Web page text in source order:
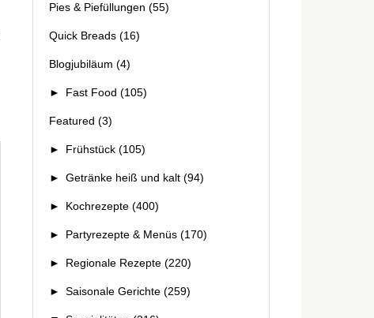
Pies & Piefüllungen (55)
Quick Breads (16)
Blogjubiläum (4)
► Fast Food (105)
Featured (3)
► Frühstück (105)
► Getränke heiß und kalt (94)
► Kochrezepte (400)
► Partyrezepte & Menüs (170)
► Regionale Rezepte (220)
► Saisonale Gerichte (259)